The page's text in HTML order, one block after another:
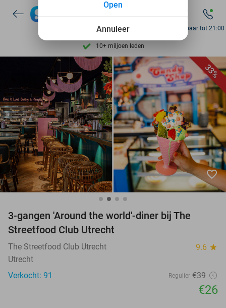
7 dagen per week beschikbaar
10+ miljoen leden
9,4 op basis van
Ontdek 15.000+ deals
7 dagen per week beschikbaar
10+ miljoen leden
Bereikbaar tot 21:00
33%
favorite_border
3-gangen 'Around the world'-diner bij The
Streetfood Club Utrecht
The Streetfood Club Utrecht 9.6 star
Utrecht
Verkocht: 91
Regulier €39
€26
Annuleer
Open